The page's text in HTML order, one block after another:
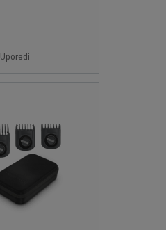
Uporedi